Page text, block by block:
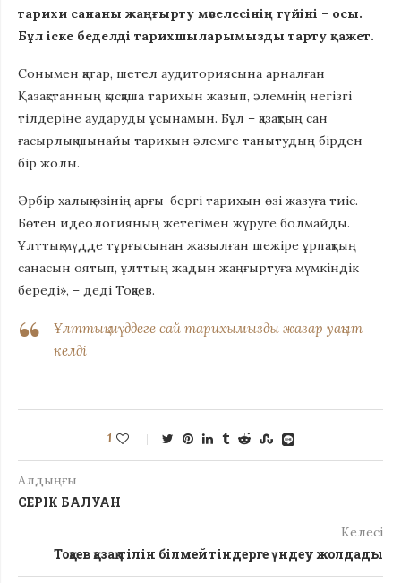
тарихи сананы жаңғырту мәселесінің түйіні – осы.
Бұл іске беделді тарихшыларымызды тарту қажет.
Сонымен қатар, шетел аудиториясына арналған
Қазақстанның қысқаша тарихын жазып, әлемнің негізгі
тілдеріне аударуды ұсынамын. Бұл – қазақтың сан
ғасырлық шынайы тарихын әлемге танытудың бірден-
бір жолы.
Әрбір халық өзінің арғы-бергі тарихын өзі жазуға тиіс.
Бөтен идеологияның жетегімен жүруге болмайды.
Ұлттық мүдде тұрғысынан жазылған шежіре ұрпақтың
санасын оятып, ұлттың жадын жаңғыртуға мүмкіндік
береді», – деді Тоқаев.
Ұлттық мүддеге сай тарихымызды жазар уақыт
келді
1
Алдыңғы
СЕРІК БАЛУАН
Келесі
Тоқаев қазақ тілін білмейтіндерге үндеу жолдады